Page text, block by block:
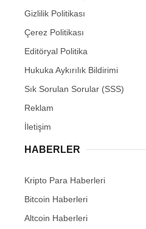
Gizlilik Politikası
Çerez Politikası
Editöryal Politika
Hukuka Aykırılık Bildirimi
Sık Sorulan Sorular (SSS)
Reklam
İletişim
HABERLER
Kripto Para Haberleri
Bitcoin Haberleri
Altcoin Haberleri